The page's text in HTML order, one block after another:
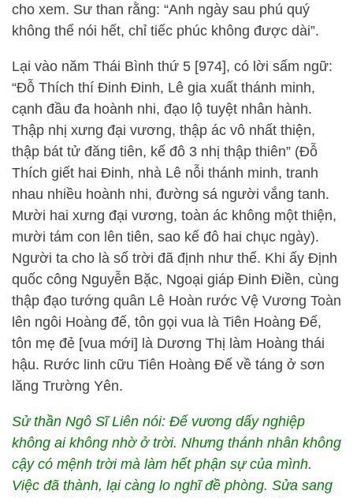
cho xem. Sư than rằng: “Anh ngày sau phú quý
không thể nói hết, chỉ tiếc phúc không được dài”.
Lại vào năm Thái Bình thứ 5 [974], có lời sấm ngữ:
“Đỗ Thích thí Đinh Đinh, Lê gia xuất thánh minh,
cạnh đầu đa hoành nhi, đạo lộ tuyệt nhân hành.
Thập nhị xưng đại vương, thập ác vô nhất thiện,
thập bát tử đăng tiên, kế đô 3 nhị thập thiên” (Đỗ
Thích giết hai Đinh, nhà Lê nỗi thánh minh, tranh
nhau nhiều hoành nhi, đường sá người vắng tanh.
Mười hai xưng đại vương, toàn ác không một thiện,
mười tám con lên tiên, sao kế đô hai chục ngày).
Người ta cho là số trời đã định như thế. Khi ấy Định
quốc công Nguyễn Bặc, Ngoại giáp Đinh Điền, cùng
thập đạo tướng quân Lê Hoàn rước Vệ Vương Toàn
lên ngôi Hoàng đế, tôn gọi vua là Tiên Hoàng Đế,
tôn mẹ đẻ [vua mới] là Dương Thị làm Hoàng thái
hậu. Rước linh cữu Tiên Hoàng Đế về táng ở sơn
lăng Trường Yên.
Sử thần Ngô Sĩ Liên nói: Đế vương dấy nghiệp
không ai không nhờ ở trời. Nhưng thánh nhân không
cậy có mệnh trời mà làm hết phận sự của mình.
Việc đã thành, lại càng lo nghĩ đề phòng. Sửa sang